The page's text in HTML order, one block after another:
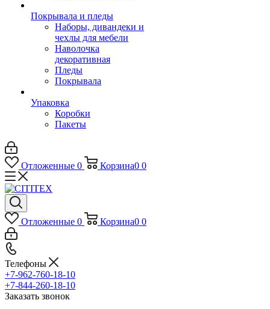
Покрывала и пледы
Наборы, дивандеки и
чехлы для мебели
Наволочка
декоративная
Пледы
Покрывала
Упаковка
Коробки
Пакеты
Отложенные 0 Корзина0 0
Отложенные 0 Корзина0 0
Телефоны
+7-962-760-18-10
+7-844-260-18-10
Заказать звонок